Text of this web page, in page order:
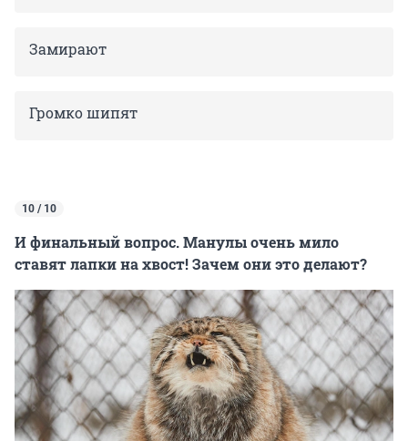
Замирают
Громко шипят
10 / 10
И финальный вопрос. Манулы очень мило
ставят лапки на хвост! Зачем они это делают?